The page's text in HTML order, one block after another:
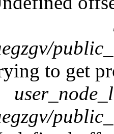
to get